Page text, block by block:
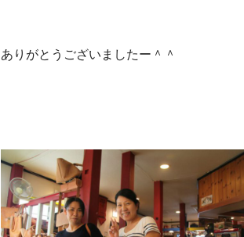
ありがとうございましたー＾＾